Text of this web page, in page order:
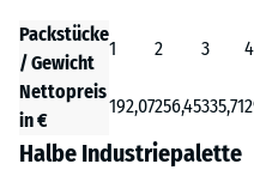
Packstücke
/ Gewicht
1 2 3 4
Nettopreis
in €
192,07256,45335,71
Halbe Industriepalette